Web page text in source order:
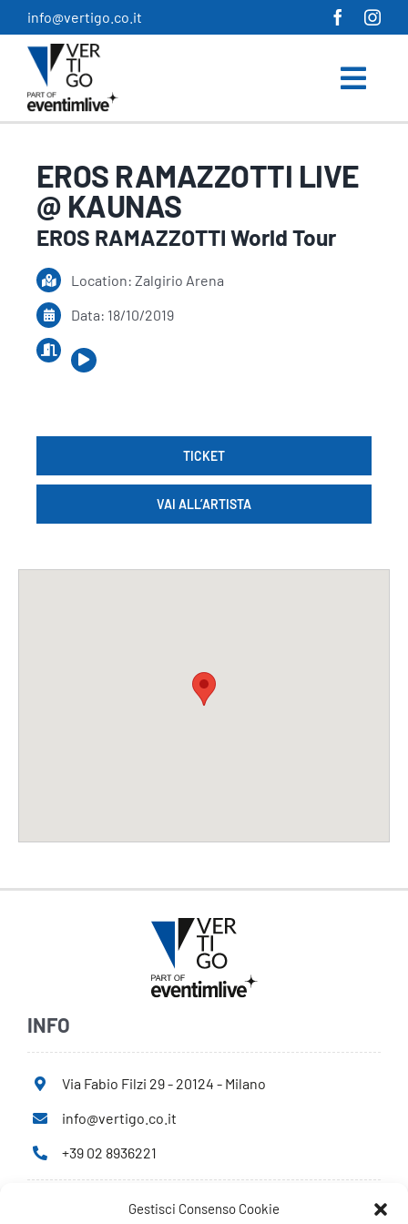
Gestisci Consenso Cookie
Salta
al
contenuto
info@vertigo.co.it
EROS RAMAZZOTTI LIVE
@ KAUNAS
EROS RAMAZZOTTI World Tour
Location: Zalgirio Arena
Data: 18/10/2019
TICKET
VAI ALL’ARTISTA
INFO
Via Fabio Filzi 29 - 20124 - Milano
info@vertigo.co.it
+39 02 8936221
Privacy Policy